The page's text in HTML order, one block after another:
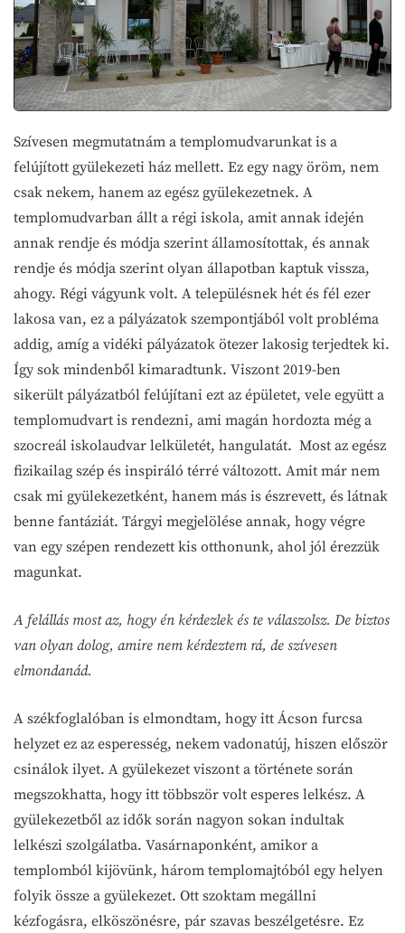
Szívesen megmutatnám a templomudvarunkat is a
felújított gyülekezeti ház mellett. Ez egy nagy öröm, nem
csak nekem, hanem az egész gyülekezetnek. A
templomudvarban állt a régi iskola, amit annak idején
annak rendje és módja szerint államosítottak, és annak
rendje és módja szerint olyan állapotban kaptuk vissza,
ahogy. Régi vágyunk volt. A településnek hét és fél ezer
lakosa van, ez a pályázatok szempontjából volt probléma
addig, amíg a vidéki pályázatok ötezer lakosig terjedtek ki.
Így sok mindenből kimaradtunk. Viszont 2019-ben
sikerült pályázatból felújítani ezt az épületet, vele együtt a
templomudvart is rendezni, ami magán hordozta még a
szocreál iskolaudvar lelkületét, hangulatát. Most az egész
fizikailag szép és inspiráló térré változott. Amit már nem
csak mi gyülekezetként, hanem más is észrevett, és látnak
benne fantáziát. Tárgyi megjelölése annak, hogy végre
van egy szépen rendezett kis otthonunk, ahol jól érezzük
magunkat.
A felállás most az, hogy én kérdezlek és te válaszolsz. De biztos
van olyan dolog, amire nem kérdeztem rá, de szívesen
elmondanád.
A székfoglalóban is elmondtam, hogy itt Ácson furcsa
helyzet ez az esperesség, nekem vadonatúj, hiszen először
csinálok ilyet. A gyülekezet viszont a története során
megszokhatta, hogy itt többször volt esperes lelkész. A
gyülekezetből az idők során nagyon sokan indultak
lelkészi szolgálatba. Vasárnaponként, amikor a
templomból kijövünk, három templomajtóból egy helyen
folyik össze a gyülekezet. Ott szoktam megállni
kézfogásra, elköszönésre, pár szavas beszélgetésre. Ez